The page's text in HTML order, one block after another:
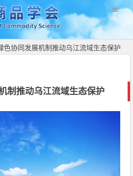
色协同发展机制推动乌江流域生态保护
制推动乌江流域生态保护